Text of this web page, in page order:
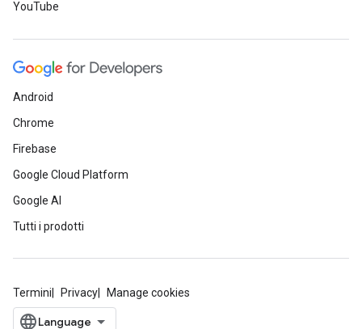
YouTube
Android
Chrome
Firebase
Google Cloud Platform
Google AI
Tutti i prodotti
Termini Privacy Manage cookies